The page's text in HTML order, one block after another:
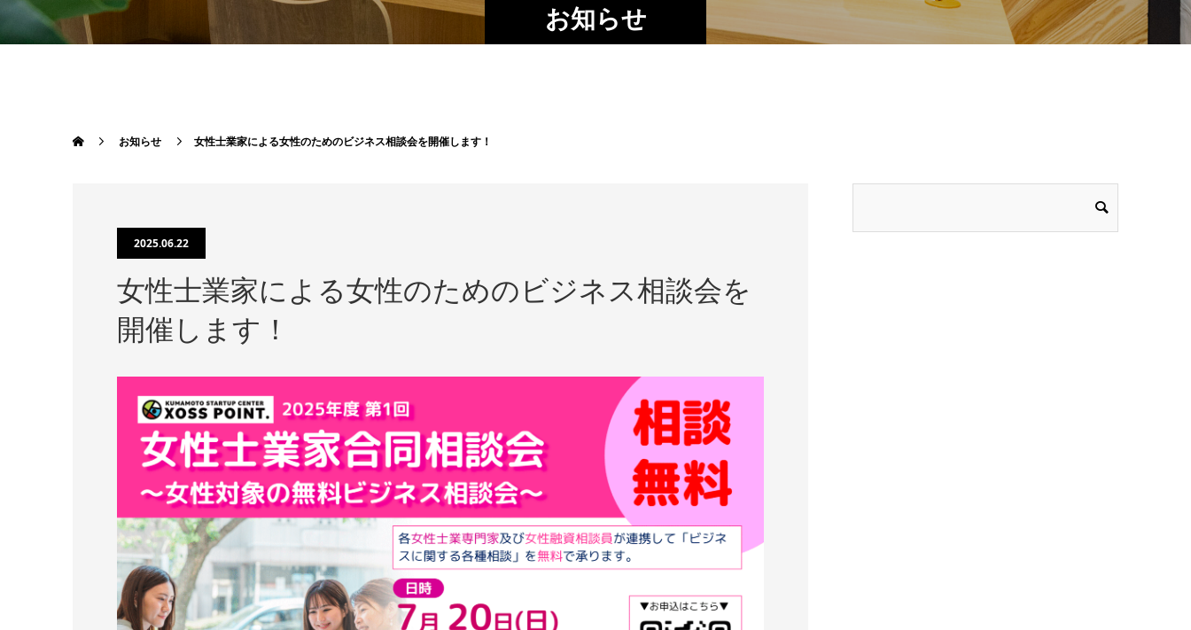
お知らせ
お知らせ 女性士業家による女性のためのビジネス相談会を開催します！
2025.06.22
女性士業家による女性のためのビジネス相談会を
開催します！